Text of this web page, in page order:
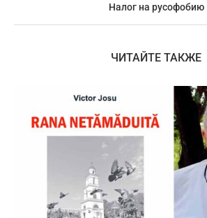
Налог на русофобию
ЧИТАЙТЕ ТАКЖЕ